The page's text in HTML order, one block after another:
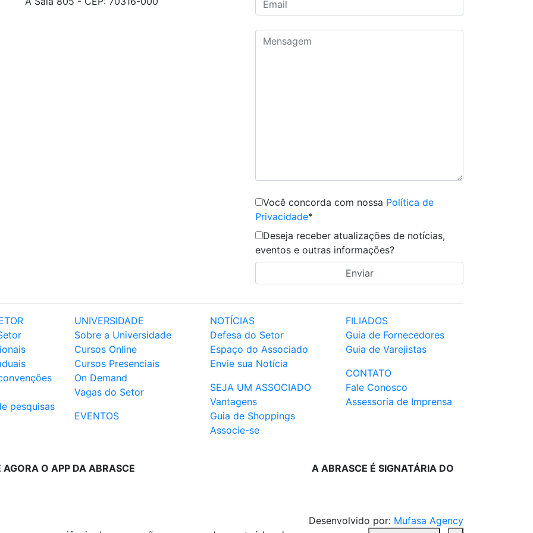
Você concorda com nossa Política de
Privacidade*
Deseja receber atualizações de notícias,
eventos e outras informações?
pesquisas
UNIVERSIDADE
Sobre a Universidade
Cursos Online
Cursos Presenciais
On Demand
Vagas do Setor
EVENTOS
NOTÍCIAS
Defesa do Setor
Espaço do Associado
Envie sua Notícia
SEJA UM ASSOCIADO
Vantagens
Guia de Shoppings
Associe-se
FILIADOS
Guia de Fornecedores
Guia de Varejistas
CONTATO
Fale Conosco
Assessoria de Imprensa
AGORA O APP DA ABRASCE A ABRASCE É SIGNATÁRIA DO
Desenvolvido por: Mufasa Agency